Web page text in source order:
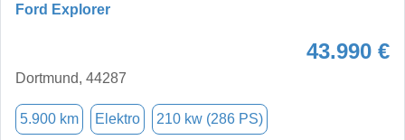
Ford Explorer
43.990 €
Dortmund, 44287
5.900 km Elektro 210 kw (286 PS)